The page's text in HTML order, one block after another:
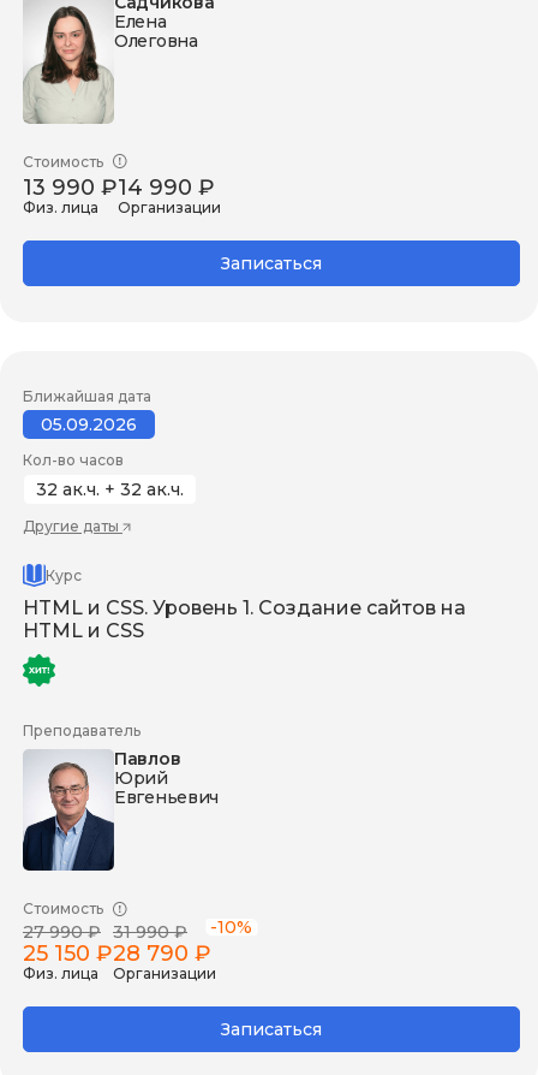
Елена
Олеговна
Стоимость
13 990 ₽
Физ. лица
14 990 ₽
Организации
Записаться
Ближайшая дата
05.09.2026
Кол-во часов
32 ак.ч. + 32 ак.ч.
Другие даты
Курс
HTML и CSS. Уровень 1. Создание сайтов на
HTML и СSS
Преподаватель
Павлов
Юрий
Евгеньевич
Стоимость
27 990 ₽
25 150 ₽
Физ. лица
31 990 ₽ -10%
28 790 ₽
Организации
Записаться